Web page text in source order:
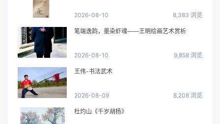
2026-08-10 8,383 浏览
笔端逸韵，墨染虾魂——王明绘画艺术赏析
2026-08-10 9,858 浏览
王伟-书法武术
2026-08-09 8,208 浏览
杜灼山《千岁胡杨》